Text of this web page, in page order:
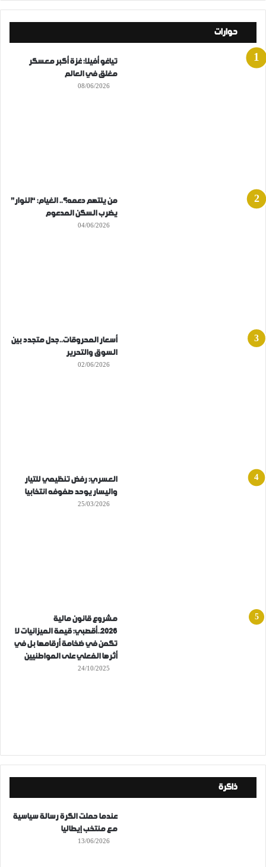
حوارات
تياغو أفيلا: غزة أكبر معسكر
مغلق في العالم
08/06/2026
من يلتهم دعمه؟.. الغيام: “النوار”
يضرب السكن المدعوم
04/06/2026
أسعار المحروقات..جدل متجدد بين
السوق والتحرير
02/06/2026
العسري: رفض تنظيمي للتيار
واليسار يوحد صفوفه انتخابيا
25/03/2026
مشروع قانون مالية
2026..أقصبي: قيمة الميزانيات لا
تكمن في ضخامة أرقامها بل في
أثرها الفعلي على المواطنيين
24/10/2025
ذاكرة
عندما حملت الكرة رسالة سياسية
مع منتخب إيطاليا
13/06/2026